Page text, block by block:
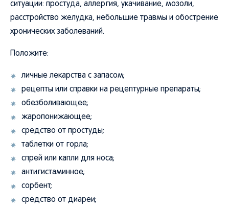
ситуации: простуда, аллергия, укачивание, мозоли,
расстройство желудка, небольшие травмы и обострение
хронических заболеваний.
Положите:
личные лекарства с запасом;
рецепты или справки на рецептурные препараты;
обезболивающее;
жаропонижающее;
средство от простуды;
таблетки от горла;
спрей или капли для носа;
антигистаминное;
сорбент;
средство от диареи;